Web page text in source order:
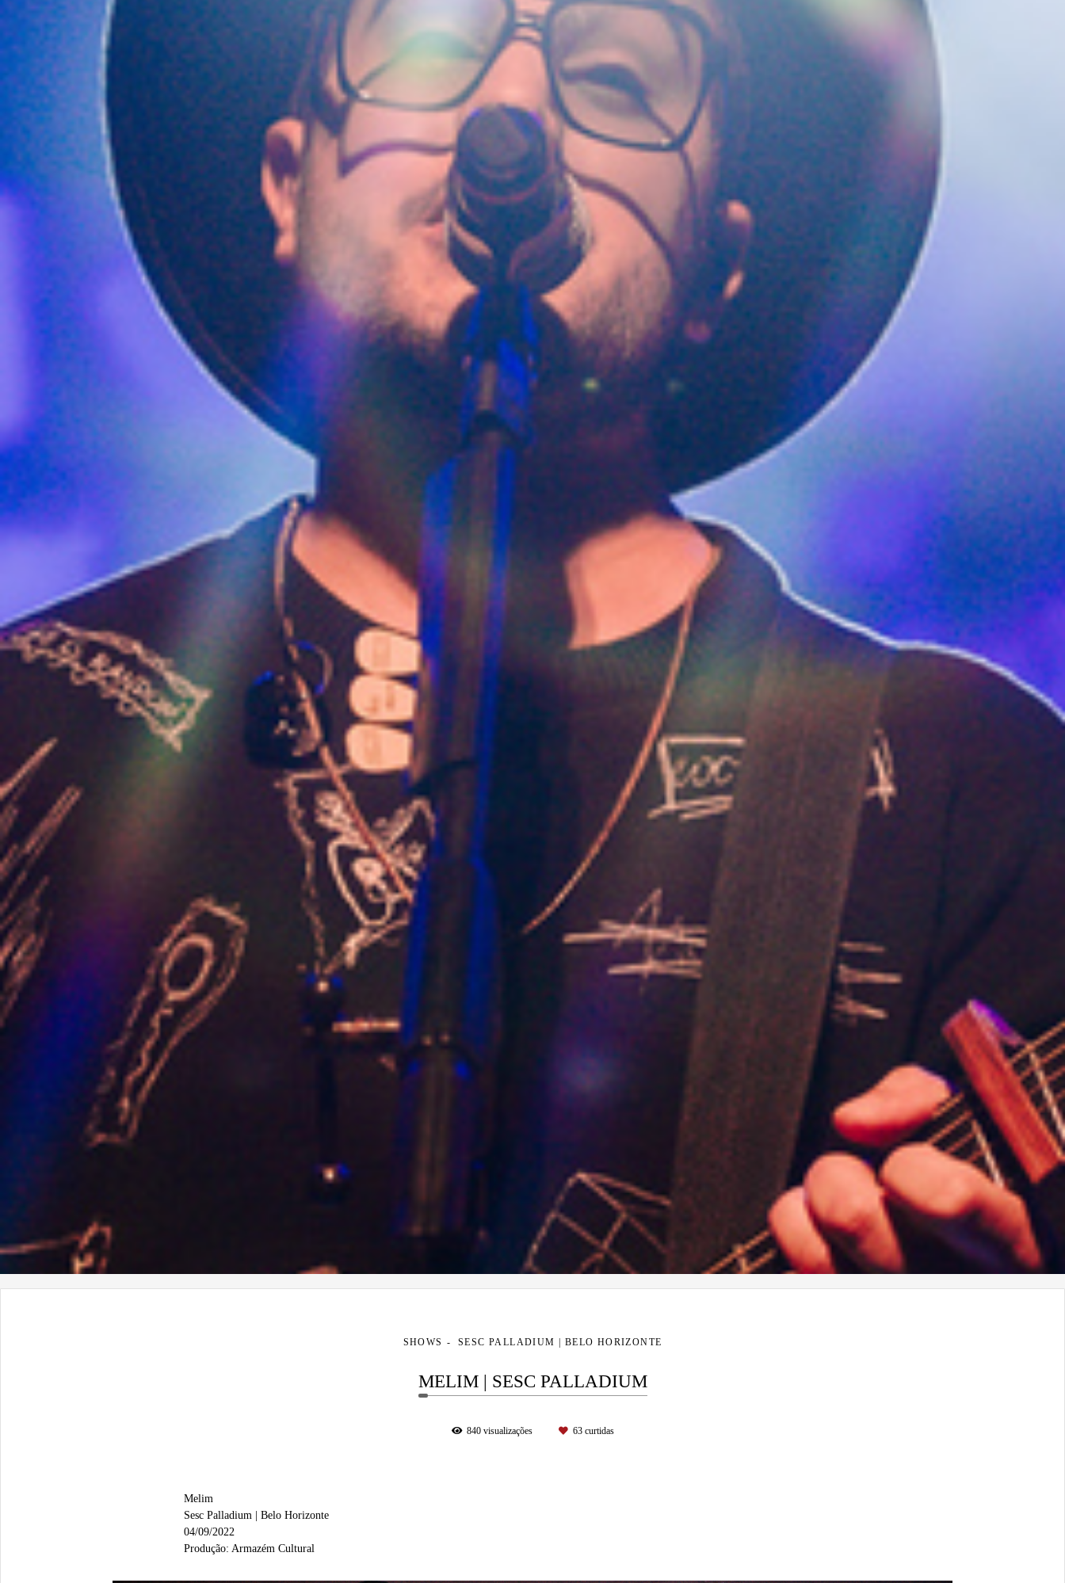
SHOWS SESC PALLADIUM | BELO HORIZONTE
MELIM | SESC PALLADIUM
840visualizações 63curtidas
Melim
Sesc Palladium | Belo Horizonte
04/09/2022
Produção: Armazém Cultural